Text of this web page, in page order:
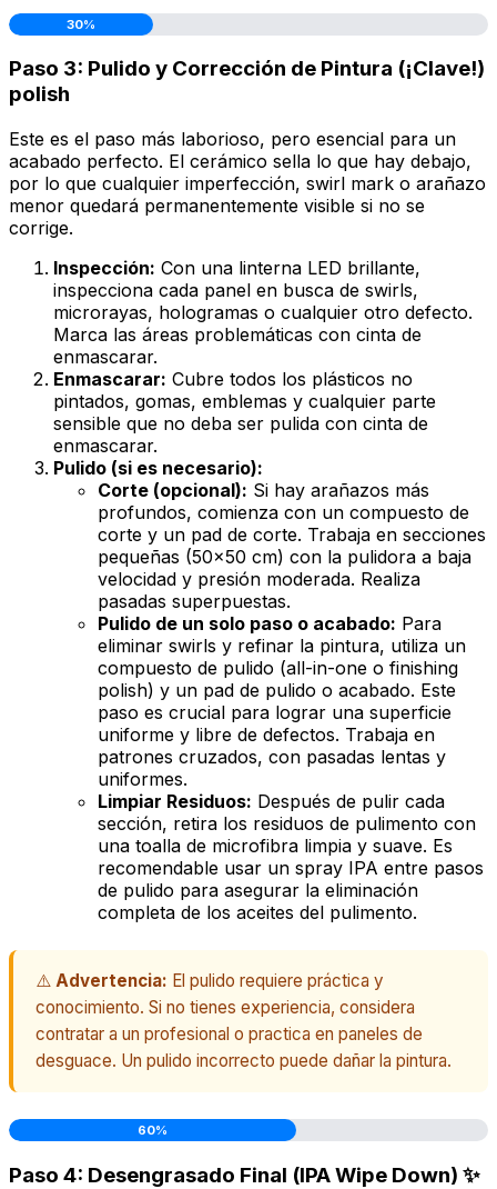
30%
Paso 3: Pulido y Corrección de Pintura (¡Clave!)
polish
Este es el paso más laborioso, pero esencial para un
acabado perfecto. El cerámico sella lo que hay debajo,
por lo que cualquier imperfección, swirl mark o arañazo
menor quedará permanentemente visible si no se
corrige.
Inspección: Con una linterna LED brillante,
inspecciona cada panel en busca de swirls,
microrayas, hologramas o cualquier otro defecto.
Marca las áreas problemáticas con cinta de
enmascarar.
Enmascarar: Cubre todos los plásticos no
pintados, gomas, emblemas y cualquier parte
sensible que no deba ser pulida con cinta de
enmascarar.
Pulido (si es necesario):
Corte (opcional): Si hay arañazos más
profundos, comienza con un compuesto de
corte y un pad de corte. Trabaja en secciones
pequeñas (50x50 cm) con la pulidora a baja
velocidad y presión moderada. Realiza
pasadas superpuestas.
Pulido de un solo paso o acabado: Para
eliminar swirls y refinar la pintura, utiliza un
compuesto de pulido (all-in-one o finishing
polish) y un pad de pulido o acabado. Este
paso es crucial para lograr una superficie
uniforme y libre de defectos. Trabaja en
patrones cruzados, con pasadas lentas y
uniformes.
Limpiar Residuos: Después de pulir cada
sección, retira los residuos de pulimento con
una toalla de microfibra limpia y suave. Es
recomendable usar un spray IPA entre pasos
de pulido para asegurar la eliminación
completa de los aceites del pulimento.
⚠️ Advertencia: El pulido requiere práctica y
conocimiento. Si no tienes experiencia, considera
contratar a un profesional o practica en paneles de
desguace. Un pulido incorrecto puede dañar la pintura.
60%
Paso 4: Desengrasado Final (IPA Wipe Down) ✨